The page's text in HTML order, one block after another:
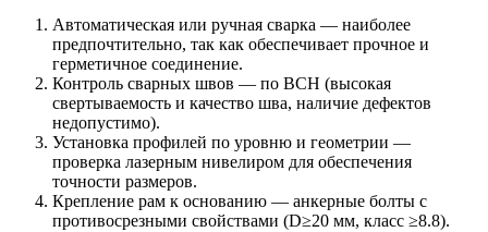
Автоматическая или ручная сварка — наиболее
предпочтительно, так как обеспечивает прочное и
герметичное соединение.
Контроль сварных швов — по ВСН (высокая
свертываемость и качество шва, наличие дефектов
недопустимо).
Установка профилей по уровню и геометрии —
проверка лазерным нивелиром для обеспечения
точности размеров.
Крепление рам к основанию — анкерные болты с
противосрезными свойствами (D≥20 мм, класс ≥8.8).